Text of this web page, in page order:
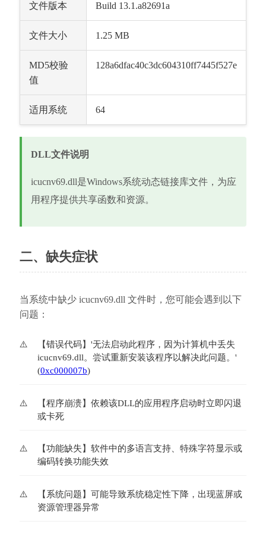
文件版本 Build 13.1.a82691a
文件大小 1.25 MB
MD5校验
值
128a6dfac40c3dc604310ff7445f527e
适用系统 64
DLL文件说明
icucnv69.dll是Windows系统动态链接库文件，为应
用程序提供共享函数和资源。
二、缺失症状
当系统中缺少 icucnv69.dll 文件时，您可能会遇到以下
问题：
【错误代码】'无法启动此程序，因为计算机中丢失
icucnv69.dll。尝试重新安装该程序以解决此问题。'
(0xc000007b)
【程序崩溃】依赖该DLL的应用程序启动时立即闪退
或卡死
【功能缺失】软件中的多语言支持、特殊字符显示或
编码转换功能失效
【系统问题】可能导致系统稳定性下降，出现蓝屏或
资源管理器异常